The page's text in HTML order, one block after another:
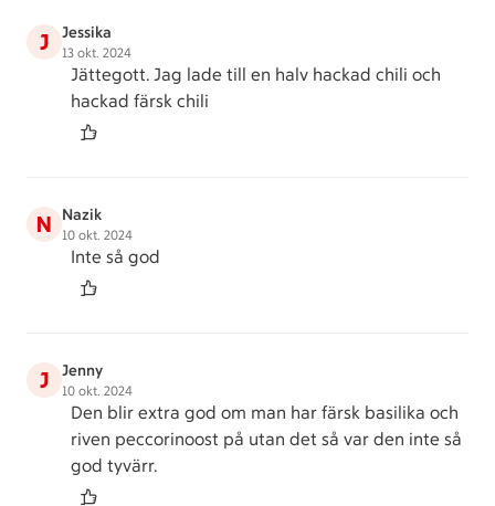
J Jessika
13 okt. 2024
Jättegott. Jag lade till en halv hackad chili och
hackad färsk chili
N Nazik
10 okt. 2024
Inte så god
J Jenny
10 okt. 2024
Den blir extra god om man har färsk basilika och
riven peccorinoost på utan det så var den inte så
god tyvärr.